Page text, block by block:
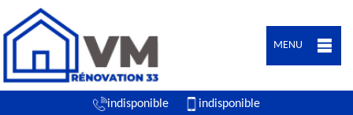
MENU
indisponible indisponible